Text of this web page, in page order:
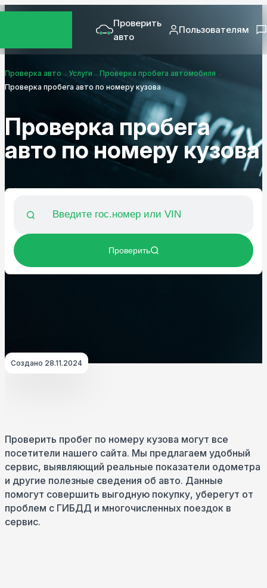
Проверить
авто
Пользователям
Проверка авто → Услуги → Проверка пробега автомобиля →
Проверка пробега авто по номеру кузова
Проверка пробега
авто по номеру кузова
Создано 28.11.2024
Проверить пробег по номеру кузова могут все
посетители нашего сайта. Мы предлагаем удобный
сервис, выявляющий реальные показатели одометра
и другие полезные сведения об авто. Данные
помогут совершить выгодную покупку, уберегут от
проблем с ГИБДД и многочисленных поездок в
сервис.